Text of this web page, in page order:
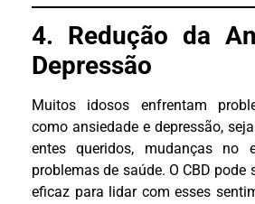
4. Redução da
Depressão
Muitos idosos enfrentam
como ansiedade e depressão,
entes queridos, mudanças no
problemas de saúde. O CBD pode
eficaz para lidar com esses